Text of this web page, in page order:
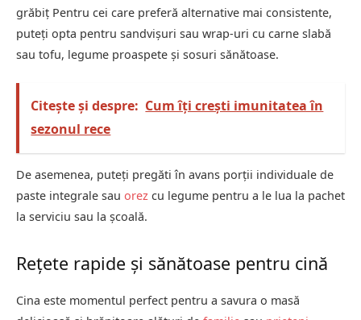
grăbiț Pentru cei care preferă alternative mai consistente,
puteți opta pentru sandvișuri sau wrap-uri cu carne slabă
sau tofu, legume proaspete și sosuri sănătoase.
Citește și despre: Cum îți crești imunitatea în
sezonul rece
De asemenea, puteți pregăti în avans porții individuale de
paste integrale sau orez cu legume pentru a le lua la pachet
la serviciu sau la școală.
Rețete rapide și sănătoase pentru cină
Cina este momentul perfect pentru a savura o masă